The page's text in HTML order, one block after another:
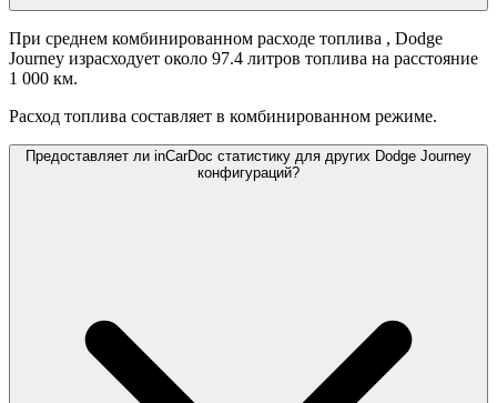
При среднем комбинированном расходе топлива , Dodge
Journey израсходует около 97.4 литров топлива на расстояние
1 000 км.
Расход топлива составляет в комбинированном режиме.
Предоставляет ли inCarDoc статистику для других Dodge Journey
конфигураций?